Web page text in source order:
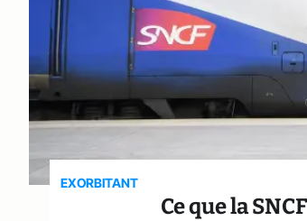
EXORBITANT
Ce que la